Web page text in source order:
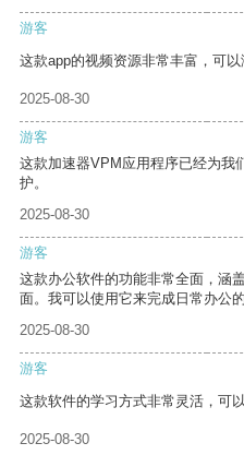
游客
这款app的视频资源非常丰富，可以
2025-08-30
游客
这款加速器VPM应用程序已经为我
护。
2025-08-30
游客
这款办公软件的功能非常全面，涵
面。我可以使用它来完成日常办公
2025-08-30
游客
这款软件的学习方式非常灵活，可
2025-08-30